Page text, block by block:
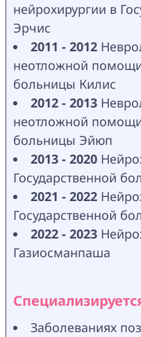
нейрохирургии в
Эрчис
2011 - 2012
неотложной помощи
больницы Килис
2012 - 2013
неотложной
больницы Эйюп
2013 - 2020
Государственной
2021 - 2022
Государственной
2022 - 2023
Газиосманпаша
Заболеваниях